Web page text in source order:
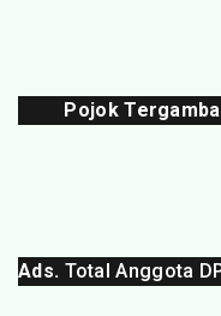
Pojok
Ads. Total Anggota